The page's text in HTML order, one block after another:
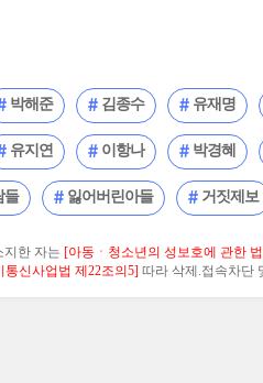
박해준 김종수 유재명
유지연 이항나 박경혜
들 잃어버린아들 거짓제보
지한 자는 [아동ㆍ청소년의 성보호에 관한
통신사업법 제22조의5] 따라 삭제.접속차단